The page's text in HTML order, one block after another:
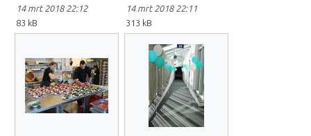
14 mrt 2018 22:12
83 kB
14 mrt 2018 22:11
313 kB